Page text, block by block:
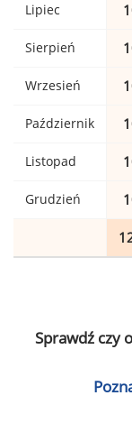
Lipiec
Sierpień
Wrzesień
Październik
Listopad
Grudzień
Sprawdź czy